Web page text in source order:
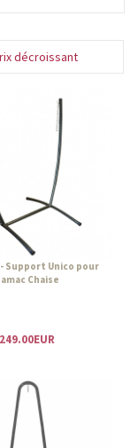
décroissant
Support Unico pour
Chaise
249.00EUR